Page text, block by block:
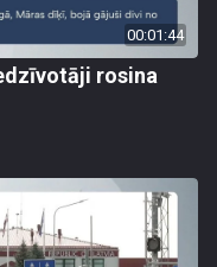
00:01:44
rosina